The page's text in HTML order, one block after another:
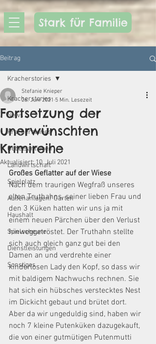
Stark für Familie
Beitrag
Kracherstories
News
Kracherstories
Gebetsanliegen
Landwirtschaft
Spielplatz
Außenanlagen/ Garten
Haushalt
Spielscheune
Dienstleistungen
Sonstiges
Kracherstories
Fortsetzung der
unerwünschten
Krimireihe
Stefanie Knieper
26. Juni 2021 5 Min. Lesezeit
Aktualisiert:10. Juli 2021
Großes Geflatter auf der Wiese
Nach dem traurigen Wegfraß unseres
alten Truthahns, seiner lieben Frau und
den 3 Küken hatten wir uns ja mit
einem neuen Pärchen über den Verlust
hinweggetröstet. Der Truthahn stellte
sich auch gleich ganz gut bei den
Damen an und verdrehte einer
kinderlosen Lady den Kopf, so dass wir
mit baldigem Nachwuchs rechnen. Sie
hat sich ein hübsches verstecktes Nest
im Dickicht gebaut und brütet dort.
Aber da wir ungeduldig sind, haben wir
noch 7 kleine Putenküken dazugekauft,
die von einer gutmütigen Putenmutti